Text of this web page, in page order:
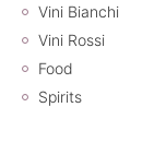
Vini Bianchi
Vini Rossi
Food
Spirits